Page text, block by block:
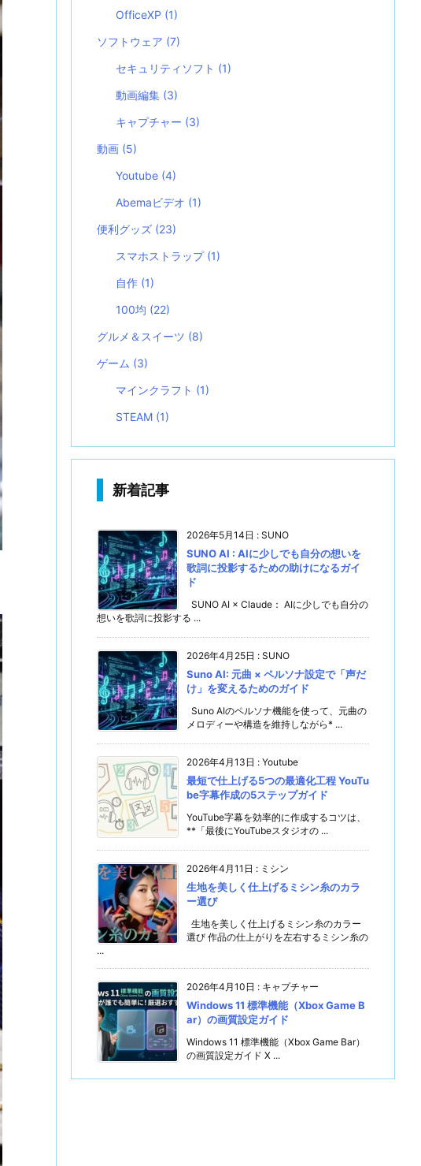
OfficeXP (1)
ソフトウェア (7)
セキュリティソフト (1)
動画編集 (3)
キャプチャー (3)
動画 (5)
Youtube (4)
Abemaビデオ (1)
便利グッズ (23)
スマホストラップ (1)
自作 (1)
100均 (22)
グルメ＆スイーツ (8)
ゲーム (3)
マインクラフト (1)
STEAM (1)
新着記事
2026年5月14日 : SUNO
SUNO AI : AIに少しでも自分の想いを
歌詞に投影するための助けになるガイ
ド
SUNO AI × Claude： AIに少しでも自分の
想いを歌詞に投影する ...
2026年4月25日 : SUNO
Suno AI: 元曲 × ペルソナ設定で「声だ
け」を変えるためのガイド
Suno AIのペルソナ機能を使って、元曲の
メロディーや構造を維持しながら* ...
2026年4月13日 : Youtube
最短で仕上げる5つの最適化工程 YouTu
be字幕作成の5ステップガイド
YouTube字幕を効率的に作成するコツは、
**「最後にYouTubeスタジオの ...
2026年4月11日 : ミシン
生地を美しく仕上げるミシン糸のカラ
ー選び
生地を美しく仕上げるミシン糸のカラー
選び 作品の仕上がりを左右するミシン糸の
...
2026年4月10日 : キャプチャー
Windows 11 標準機能（Xbox Game B
ar）の画質設定ガイド
Windows 11 標準機能（Xbox Game Bar）
の画質設定ガイド X ...